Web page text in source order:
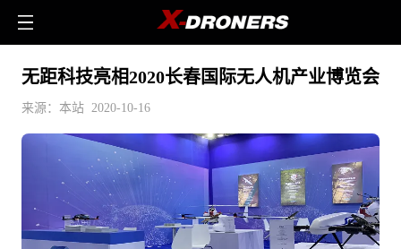
无距科技亮相2020长春国际无人机产业博览会
来源：本站 2020-10-16